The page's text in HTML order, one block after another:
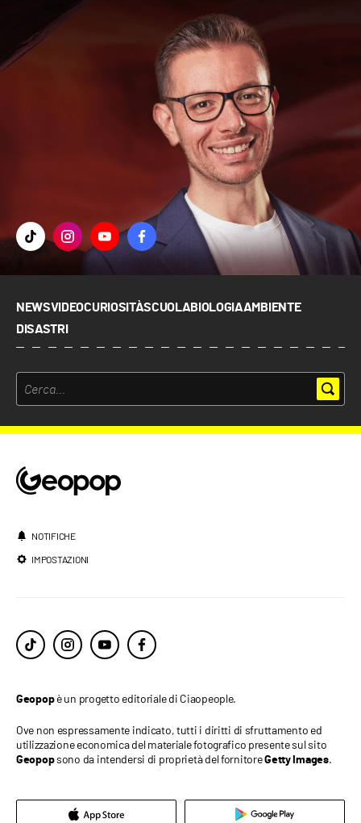
NEWSVIDEOCURIOSITÀSCUOLABIOLOGIAAMBIENTE
DISASTRI
NOTIFICHE
IMPOSTAZIONI
Geopopè un progetto editoriale di Ciaopeople.
Ove non espressamente indicato, tutti i diritti di sfruttamento ed
utilizzazione economica del materiale fotografico presente sul sito
Geopopsono da intendersi di proprietà del fornitoreGetty Images.